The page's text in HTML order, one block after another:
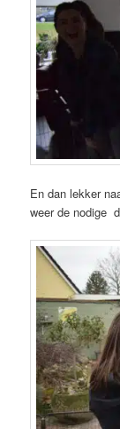
En dan lekker
weer de nodige